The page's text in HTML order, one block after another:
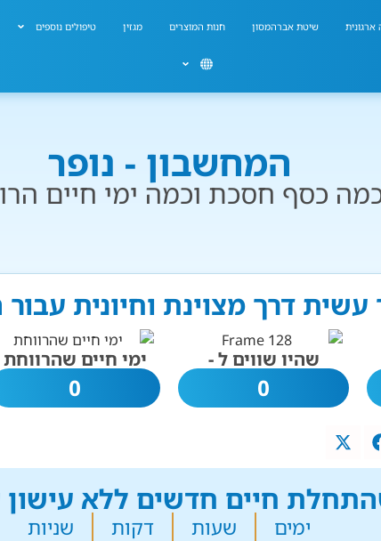
ארגונית שיטת אברהמסון חנות המוצרים מגזין טיפולים נוספים
המחשבון - נופר
כסף חסכת וכמה ימי חיים
עשית דרך מצוינת וחיונית
שהיו שווים ל -
0
ימי חיים שהרווחת
0
חיים חדשים ללא עישון
ימים שעות דקות שניות